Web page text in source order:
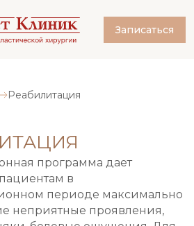
Записаться
Реабилитация
программа дает
в
периоде максимально
неприятные проявления,